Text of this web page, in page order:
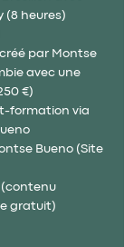
(8 heures)
par Montse
avec une
€)
formation via
Bueno (Site
(contenu
gratuit)